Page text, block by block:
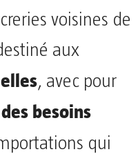
voisines de
aux
, avec pour
besoins
qui